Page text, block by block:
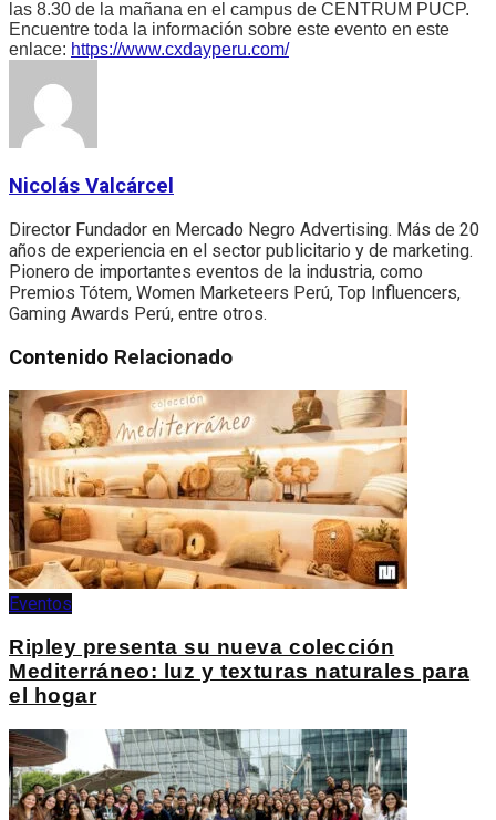
las 8.30 de la mañana en el campus de CENTRUM PUCP.
Encuentre toda la información sobre este evento en este
enlace: https://www.cxdayperu.com/
Nicolás Valcárcel
Director Fundador en Mercado Negro Advertising. Más de 20
años de experiencia en el sector publicitario y de marketing.
Pionero de importantes eventos de la industria, como
Premios Tótem, Women Marketeers Perú, Top Influencers,
Gaming Awards Perú, entre otros.
Contenido Relacionado
Eventos
Ripley presenta su nueva colección
Mediterráneo: luz y texturas naturales para
el hogar